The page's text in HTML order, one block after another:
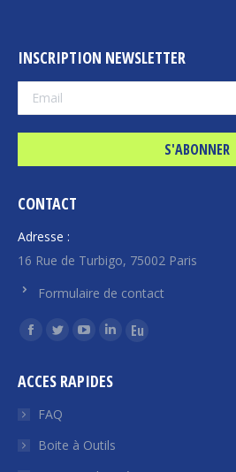
INSCRIPTION NEWSLETTER
CONTACT
Adresse :
16 Rue de Turbigo, 75002 Paris
Formulaire de contact
Trouvez nous sur :
La
Facebook
s'ouvre
une
La
Twitter
s'ouvre
une
La
YouTube
une
La
LinkedIn
une
La
ACCES RAPIDES
FAQ
Boite à Outils